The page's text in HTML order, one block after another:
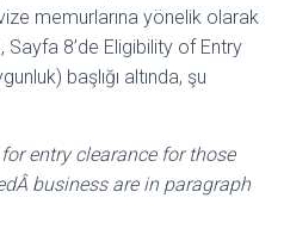
memurlarına yönelik olarak
Sayfa 8’de Eligibility of Entry
başlığı altında, şu
entry clearance for those
business are in paragraph